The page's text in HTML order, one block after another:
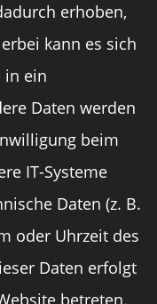
erhoben,
kann es sich
in ein
Daten werden
beim
IT-Systeme
Daten (z. B.
oder Uhrzeit des
Daten erfolgt
betreten.